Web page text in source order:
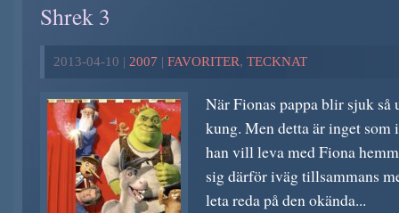
Shrek 3
2013-04-10 | 2007 | FAVORITER, TECKNAT
När Fionas pappa blir sjuk så
kung. Men detta är inget som
han vill leva med Fiona
sig därför iväg tillsammans
leta reda på den okända...